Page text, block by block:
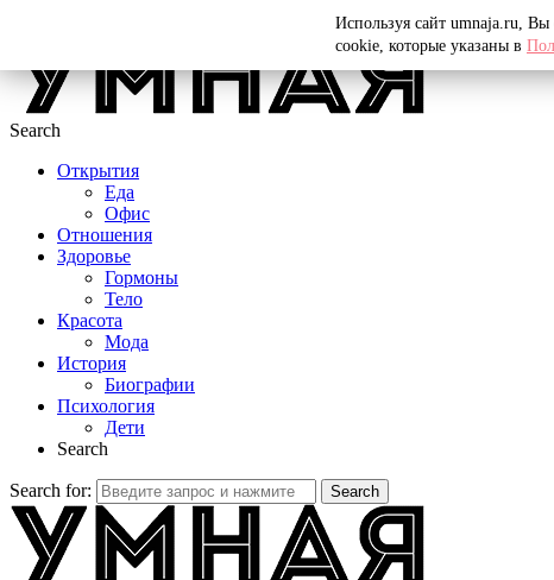
Search
Открытия
Еда
Офис
Отношения
Здоровье
Гормоны
Тело
Красота
Мода
История
Биографии
Психология
Дети
Search
Search for: Search
Используя сайт umnaja.ru, Вы
cookie, которые указаны в